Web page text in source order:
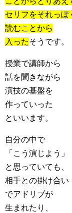
セリフをそれっぽ
読むことから
入ったそうです。
授業で講師から
話を聞きながら
演技の基盤を
作っていった
といいます。
自分の中で
「こう演じよう」
と思っていても、
相手との掛け合い
でアドリブが
生まれたり、